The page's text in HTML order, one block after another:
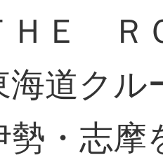
ＨＥ Ｒ
道クル
勢・志